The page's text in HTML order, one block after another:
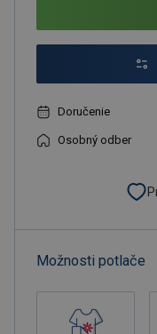
Doručenie
Osobný odber
Možnosti potlače